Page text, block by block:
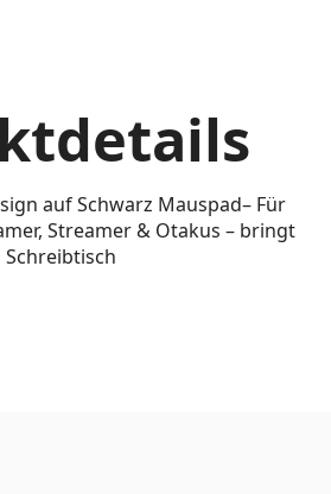
auf Schwarz Mauspad– Für
Streamer & Otakus – bringt